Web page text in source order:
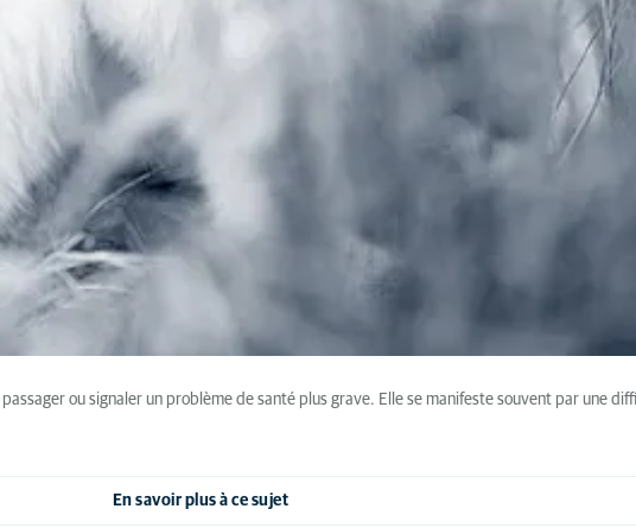
ou signaler un problème de santé plus grave. Elle se manifeste souvent par une
En savoir plus à ce sujet